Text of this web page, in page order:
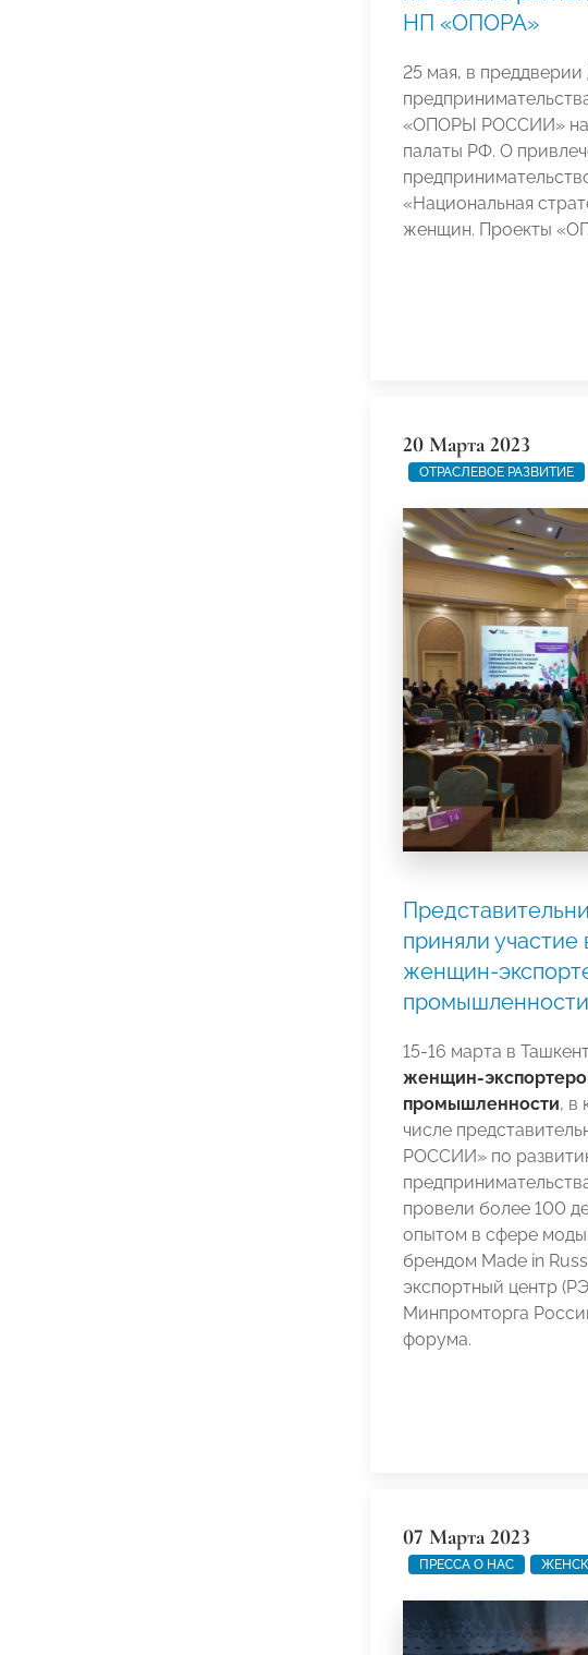
НП «ОПОРА»
25 мая, в
«ОПОРЫ РОССИИ» на
палаты РФ. О
«Национальная
женщин. Проекты
20 Марта 2023
ОТРАСЛЕВОЕ РАЗВИТИЕ
приняли
женщин-
15-16 марта в
женщин-
промышленности, в
числе
РОССИИ» по
провели более 100
опытом в сфере
брендом Made in
экспортный центр
Минпромторга
форума.
07 Марта 2023
ПРЕССА О НАС